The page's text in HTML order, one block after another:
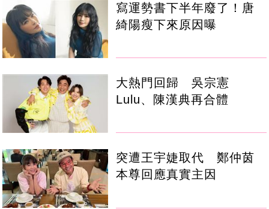
寫運勢書下半年廢了！唐
綺陽瘦下來原因曝
大熱門回歸 吳宗憲
Lulu、陳漢典再合體
突遭王宇婕取代 鄭仲茵
本尊回應真實主因